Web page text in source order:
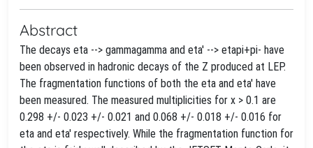
Abstract
The decays eta --> gammagamma and eta' --> etapi+pi- have
been observed in hadronic decays of the Z produced at LEP.
The fragmentation functions of both the eta and eta' have
been measured. The measured multiplicities for x > 0.1 are
0.298 +/- 0.023 +/- 0.021 and 0.068 +/- 0.018 +/- 0.016 for
eta and eta' respectively. While the fragmentation function for